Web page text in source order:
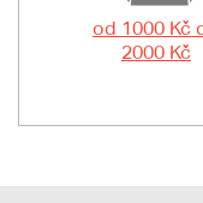
od 1000 Kč
2000 Kč